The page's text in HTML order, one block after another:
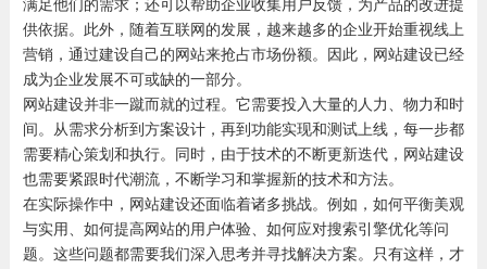
满足他们的需求；还可以帮助企业收集用户反馈，为产品的改进提
供依据。此外，随着互联网的发展，越来越多的企业开始重视线上
营销，通过建设自己的网站来抢占市场份额。因此，网站建设已经
成为企业发展不可或缺的一部分。
网站建设并非一蹴而就的过程。它需要投入大量的人力、物力和时
间。从需求分析到方案设计，再到功能实现和测试上线，每一步都
需要精心策划和执行。同时，由于技术的不断更新迭代，网站建设
也需要紧跟时代潮流，不断学习和掌握新的技术和方法。
在实际操作中，网站建设还面临着诸多挑战。例如，如何平衡美观
与实用、如何提高网站的用户体验、如何应对搜索引擎优化等问
题。这些问题都需要我们深入思考并寻找解决方案。只有这样，才